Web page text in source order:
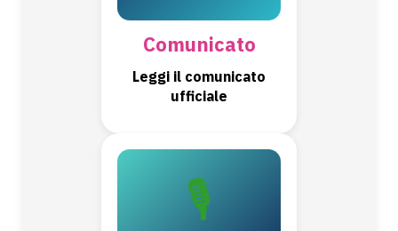
Comunicato
Leggi il comunicato
ufficiale
🎙️